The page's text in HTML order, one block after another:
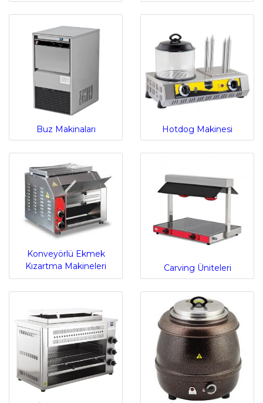
Buz Makinaları Hotdog Makinesi
Konveyörlü Ekmek
Kızartma Makineleri
Carving Üniteleri